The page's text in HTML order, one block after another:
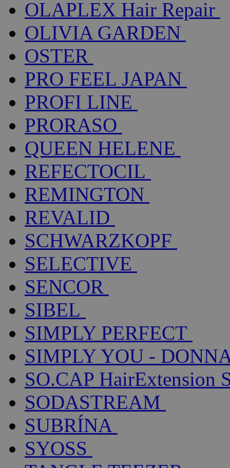
OLAPLEX Hair Repair
OLIVIA GARDEN
OSTER
PRO FEEL JAPAN
PROFI LINE
PRORASO
QUEEN HELENE
REFECTOCIL
REMINGTON
REVALID
SCHWARZKOPF
SELECTIVE
SENCOR
SIBEL
SIMPLY PERFECT
SIMPLY YOU -
SO.CAP HairExtension
SODASTREAM
SUBRÍNA
SYOSS